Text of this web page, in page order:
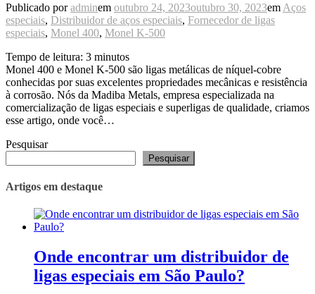
Publicado poradminem outubro 24, 2023outubro 30, 2023em Aços
especiais, Distribuidor de aços especiais, Fornecedor de ligas
especiais, Monel 400, Monel K-500
Tempo de leitura: 3 minutos
Monel 400 e Monel K-500 são ligas metálicas de níquel-cobre
conhecidas por suas excelentes propriedades mecânicas e resistência
à corrosão. Nós da Madiba Metals, empresa especializada na
comercialização de ligas especiais e superligas de qualidade, criamos
esse artigo, onde você…
Pesquisar
Pesquisar
Artigos em destaque
Onde encontrar um distribuidor de
ligas especiais em São Paulo?